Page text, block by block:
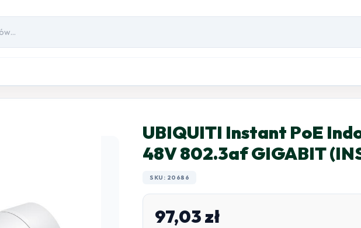
UBIQUITI Instant PoE
48V 802.3af GIGABIT
SKU: 20686
97,03zł